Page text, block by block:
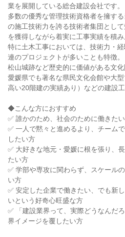
業を展開している総合建設会社です。
多数の優秀な管理技術資格者を擁す
の施工技術力を誇る技術者集団とし
を獲得しながら着実に工事実績を積み
特に土木工事においては、技術力・
連のプロジェクトが多いことも特徴。
松山城跡など歴史的に価値がある文
愛媛県でも著名な県民文化会館や大
高い20階建の実績あり）などの建設
◆こんな方におすすめ
✅ 誰かのため、社会のために働きた
✅ 一人で黙々と進めるより、チーム
したい方
✅ 大好きな地元・愛媛に根を張り、
たい方
✅ 学部や専攻に関わらず、スケール
い方
✅ 安定した企業で働きたい、でも新
いという好奇心旺盛な方
✅ 「建設業界って、実際どうなんだ
界イメージを覆したい方